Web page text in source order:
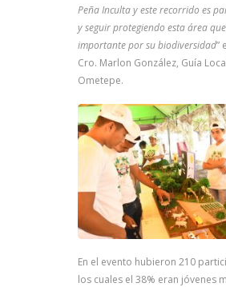
Peña Inculta y este recorrido es
y seguir protegiendo esta área
importante por su biodiversidad”
Cro. Marlon González, Guía
Ometepe.
En el evento hubieron 210
los cuales el 38% eran jóvenes